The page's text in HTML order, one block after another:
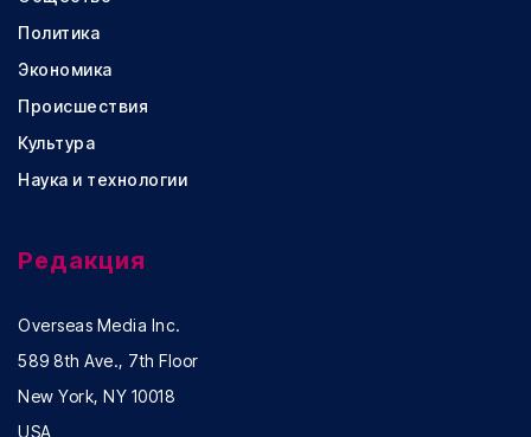
Политика
Экономика
Происшествия
Культура
Наука и технологии
Редакция
Overseas Media Inc.
589 8th Ave., 7th Floor
New York, NY 10018
USA